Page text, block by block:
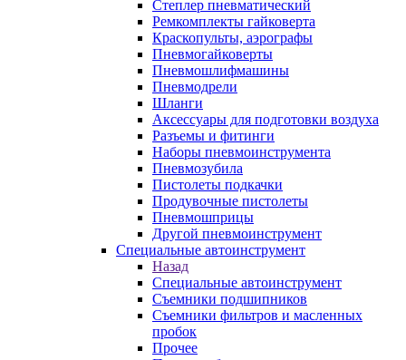
Степлер пневматический
Ремкомплекты гайковерта
Краскопульты, аэрографы
Пневмогайковерты
Пневмошлифмашины
Пневмодрели
Шланги
Аксессуары для подготовки воздуха
Разъемы и фитинги
Наборы пневмоинструмента
Пневмозубила
Пистолеты подкачки
Продувочные пистолеты
Пневмошприцы
Другой пневмоинструмент
Специальные автоинструмент
Назад
Специальные автоинструмент
Съемники подшипников
Съемники фильтров и масленных
пробок
Прочее